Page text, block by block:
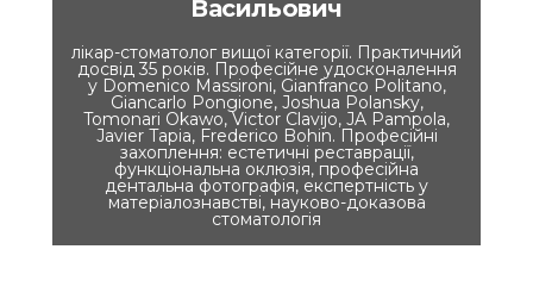
Васильович
лікар-стоматолог вищої категорії. Практичний
досвід 35 років. Професійне удосконалення
у Domenico Massironi, Gianfranco Politano,
Giancarlo Pongione, Joshua Polansky,
Tomonari Okawo, Victor Clavijo, JA Pampola,
Javier Tapia, Frederico Bohin. Професійні
захоплення: естетичні реставрації,
функціональна оклюзія, професійна
дентальна фотографія, експертність у
матеріалознавстві, науково-доказова
стоматологія